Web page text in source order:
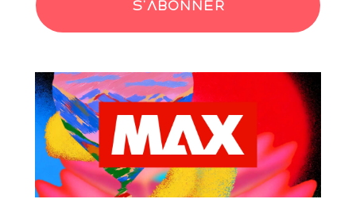
S'abonner